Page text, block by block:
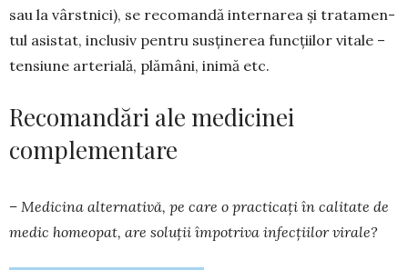
sau la vârstnici), se recomandă internarea și tratamen­
tul asistat, inclusiv pentru susținerea funcțiilor vitale –
tensiune arterială, plămâni, inimă etc.
Recomandări ale medicinei
complementare
– Medicina alternativă, pe care o practicați în calitate de
medic homeopat, are soluții împo­triva infecțiilor virale?